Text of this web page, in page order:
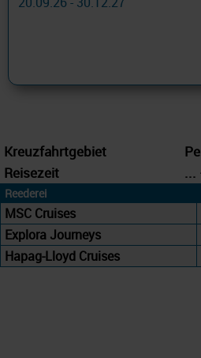
Kreuzfahrtgebiet
Reisezeit
...
Reederei
MSC Cruises
Explora Journeys
Hapag-Lloyd Cruises